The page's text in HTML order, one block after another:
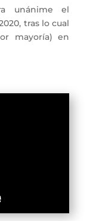
unánime el
tras lo cual
mayoría) en